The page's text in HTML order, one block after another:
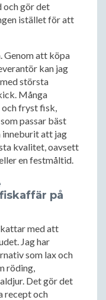
och gör det
istället för att
Genom att köpa
kan jag
största
Många
fryst fisk,
passar bäst
inneburit att jag
kvalitet, oavsett
en festmåltid.
på
med att
Jag har
som lax och
röding,
Det gör det
recept och